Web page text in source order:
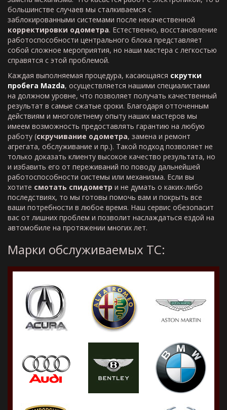
большинстве случаев мы сталкиваемся с
заблокированными системами после некачественной
корректировки одометра. Естественно, восстановление
работоспособности центрального блока представляет
собой сложное мероприятия, но наши мастера с легкостью
справятся с этой проблемой.
Каждая выполняемая процедура, касающаяся скрутки
пробега Mazda, осуществляется нашими специалистами
на должном уровне, что позволяет получать качественный
результат в самые сжатые сроки. Благодаря отточенным
действиям и многолетнему опыту наших мастеров мы
имеем возможность предоставлять гарантию на любую
работу (скручивание одометра, замена и ремонт
агрегата, обслуживание и пр.). Такой подход позволяет не
только доказать клиенту высокое качество результата, но
и избавить его от переживаний по поводу дальнейшей
работоспособности системы или механизма. Если вы
хотите смотать спидометр и не думать о каких-либо
последствиях, то мы готовы помочь вам и покрыть все
ваши потребности в любое время. Наш сервис обезопасит
вас от лишних проблем и позволит наслаждаться ездой на
автомобиле на протяжении многих лет.
Марки обслуживаемых ТС: